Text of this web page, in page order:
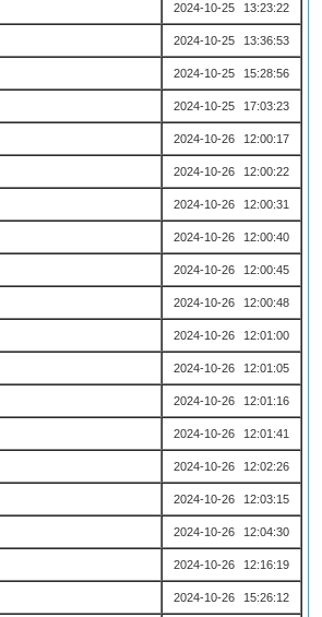
2024-10-25 13:23:22
2024-10-25 13:36:53
2024-10-25 15:28:56
2024-10-25 17:03:23
2024-10-26 12:00:17
2024-10-26 12:00:22
2024-10-26 12:00:31
2024-10-26 12:00:40
2024-10-26 12:00:45
2024-10-26 12:00:48
2024-10-26 12:01:00
2024-10-26 12:01:05
2024-10-26 12:01:16
2024-10-26 12:01:41
2024-10-26 12:02:26
2024-10-26 12:03:15
2024-10-26 12:04:30
2024-10-26 12:16:19
2024-10-26 15:26:12